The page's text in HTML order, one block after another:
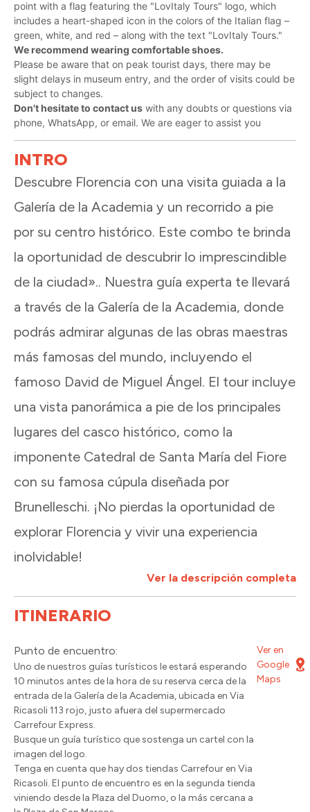
point with a flag featuring the "LovItaly Tours" logo, which
includes a heart-shaped icon in the colors of the Italian flag –
green, white, and red – along with the text "LovItaly Tours."
We recommend wearing comfortable shoes.
Please be aware that on peak tourist days, there may be
slight delays in museum entry, and the order of visits could be
subject to changes.
Don't hesitate to contact us with any doubts or questions via
phone, WhatsApp, or email. We are eager to assist you
INTRO
Descubre Florencia con una visita guiada a la
Galería de la Academia y un recorrido a pie
por su centro histórico. Este combo te brinda
la oportunidad de descubrir lo imprescindible
de la ciudad».. Nuestra guía experta te llevará
a través de la Galería de la Academia, donde
podrás admirar algunas de las obras maestras
más famosas del mundo, incluyendo el
famoso David de Miguel Ángel. El tour incluye
una vista panorámica a pie de los principales
lugares del casco histórico, como la
imponente Catedral de Santa María del Fiore
con su famosa cúpula diseñada por
Brunelleschi. ¡No pierdas la oportunidad de
explorar Florencia y vivir una experiencia
inolvidable!
Ver la descripción completa
ITINERARIO
Punto de encuentro:
Uno de nuestros guías turísticos le estará esperando
10 minutos antes de la hora de su reserva cerca de la
entrada de la Galería de la Academia, ubicada en Via
Ricasoli 113 rojo, justo afuera del supermercado
Carrefour Express.
Busque un guía turístico que sostenga un cartel con la
imagen del logo.
Tenga en cuenta que hay dos tiendas Carrefour en Via
Ricasoli. El punto de encuentro es en la segunda tienda
viniendo desde la Plaza del Duomo, o la más cercana a
Ver en
Google
Maps